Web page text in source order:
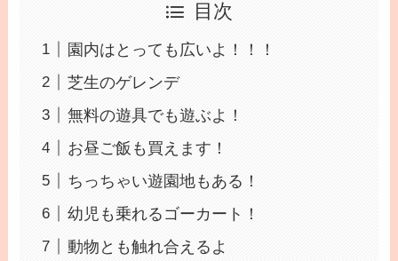
目次
園内はとっても広いよ！！！
芝生のゲレンデ
無料の遊具でも遊ぶよ！
お昼ご飯も買えます！
ちっちゃい遊園地もある！
幼児も乗れるゴーカート！
動物とも触れ合えるよ